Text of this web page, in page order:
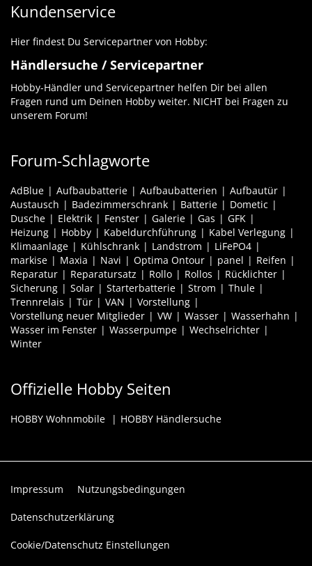
Kundenservice
Hier findest Du Servicepartner von Hobby:
Händlersuche / Servicepartner
Hobby-Händler und Servicepartner helfen Dir bei allen
Fragen rund um Deinen Hobby weiter. NICHT bei Fragen zu
unserem Forum!
Forum-Schlagworte
AdBlue Aufbaubatterie Aufbaubatterien
Aufbautür
Austausch
Badezimmerschrank Batterie
Dometic
Dusche
Elektrik Fenster Galerie Gas
GFK
Heizung
Hobby Kabeldurchführung
Kabel Verlegung
Klimaanlage
Kühlschrank Landstrom
LiFePO4
markise
Maxia Navi Optima Ontour panel
Reifen
Reparatur
Reparatursatz Rollo Rollos
Rücklichter
Sicherung
Solar Starterbatterie Strom
Thule
Trennrelais
Tür VAN
Vorstellung
Vorstellung neuer Mitglieder
VW Wasser
Wasserhahn
Wasser im Fenster
Wasserpumpe
Wechselrichter
Winter
Offizielle Hobby Seiten
HOBBY Wohnmobile HOBBY Händlersuche
Impressum Nutzungsbedingungen
Datenschutzerklärung
Cookie/Datenschutz Einstellungen